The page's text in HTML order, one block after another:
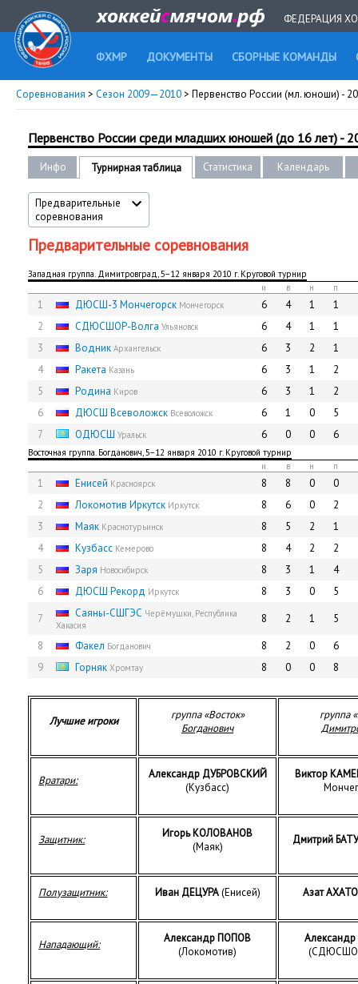
ФЕДЕРАЦИЯ
ФХМР ДОКУМЕНТЫ СБОРНЫЕ КОМАНДЫ
Соревнования > Сезон 2009—2010> Первенство России (мл. юноши) -
Первенство России среди младших юношей (до 16 лет) -
Инфо Турнирная таблица Статистика Календарь
Предварительные
соревнования
Предварительные соревнования
Западная группа. Димитровград, 5−12 января 2010 г. Круговой турнир
и
в н п
1 ДЮСШ-3 Мончегорск Мончегорск 6 4 1
1
2
СДЮCШОР-Волга Ульяновск 6 4 1
1
3
Водник Архангельск 6 3 2
1
4
Ракета Казань 6 3 1
2
5
Родина Киров 6 3 1
2
6
ДЮСШ Всеволожск Всеволожск 6 1 0
5
7
ОДЮСШ Уральск 6 0 0 6
Восточная группа. Богданович, 5−12 января 2010 г. Круговой турнир
и
в н п
1 Енисей Красноярск 8 8 0
0
2
Локомотив Иркутск Иркутск 8 6 0
2
3
Маяк Краснотурьинск 8 5 2
1
4
Кузбасс Кемерово 8 4 2
2
5
Заря Новосибирск 8 3 1
4
6
ДЮСШ Рекорд Иркутск 8 3 0
5
7
Саяны-СШГЭС Черёмушки, Республика
Хакасия
8 2 1
5
8
Факел Богданович 8 2 0
6
9
Горняк Хромтау 8 0 0 8
Лучшие игроки
группа «Восток»
Богданович
группа
Вратари:
Александр ДУБРОВСКИЙ
(Кузбасс)
Виктор
Защитник:
Игорь КОЛОВАНОВ
(Маяк)
Дмитрий
Полузащитник: Иван ДЕЦУРА (Енисей) Азат
Нападающий:
Александр ПОПОВ
(Локомотив)